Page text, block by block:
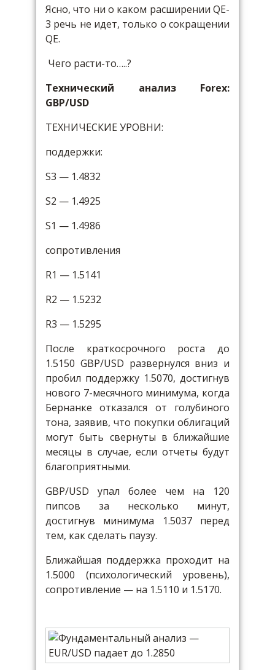
Ясно, что ни о каком расширении QE-
3 речь не идет, только о сокращении
QE.
Чего расти-то…..?
Технический анализ Forex:
GBP/USD
ТЕХНИЧЕСКИЕ УРОВНИ:
поддержки:
S3 — 1.4832
S2 — 1.4925
S1 — 1.4986
сопротивления
R1 — 1.5141
R2 — 1.5232
R3 — 1.5295
После краткосрочного роста до
1.5150 GBP/USD развернулся вниз и
пробил поддержку 1.5070, достигнув
нового 7-месячного минимума, когда
Бернанке отказался от голубиного
тона, заявив, что покупки облигаций
могут быть свернуты в ближайшие
месяцы в случае, если отчеты будут
благоприятными.
GBP/USD упал более чем на 120
пипсов за несколько минут,
достигнув минимума 1.5037 перед
тем, как сделать паузу.
Ближайшая поддержка проходит на
1.5000 (психологический уровень),
сопротивление — на 1.5110 и 1.5170.